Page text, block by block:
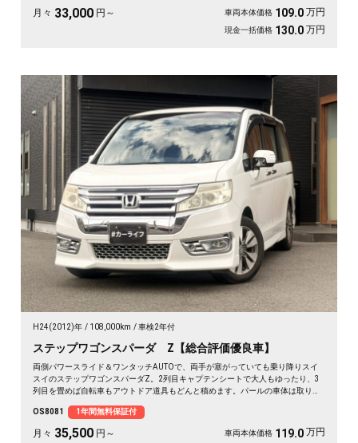
💫🏔️🚗✌️《1年保証付》
月々 33,000 円～ 車両本体価格 109.0 万円
現金一括価格 130.0 万円
H24(2012)年 108,000km 車検2年付
ステップワゴンスパーダ Z【総合評価優良車】
両側パワースライド＆ワンタッチAUTOで、両手が塞がっていても乗り降りスイ
スイのステップワゴンスパーダZ。2列目キャプテンシートで大人もゆったり、3
列目を畳めば自転車もアウトドア道具もどんと積めます。パールの車体は取り回
しっかり残せて安心。天井のフリップダウンモニターで長距離も退屈知らず。毎
日の相棒にぴったりの一台です🚗✨💺🙌😊《1年保証付》
OS8081 1年間無料保証付
月々 35,500 円～ 車両本体価格 119.0 万円